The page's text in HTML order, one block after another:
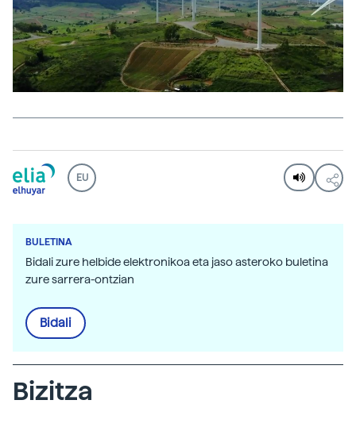
EU
BULETINA
Bidali zure helbide elektronikoa eta jaso asteroko buletina
zure sarrera-ontzian
Bidali
Bizitza